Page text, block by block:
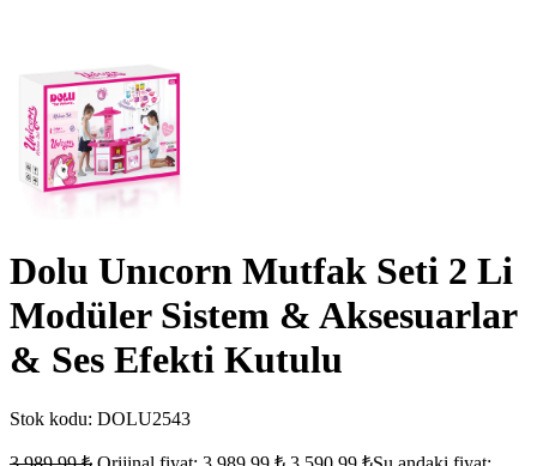
Dolu Unıcorn Mutfak Seti 2 Li
Modüler Sistem & Aksesuarlar
& Ses Efekti Kutulu
Stok kodu: DOLU2543